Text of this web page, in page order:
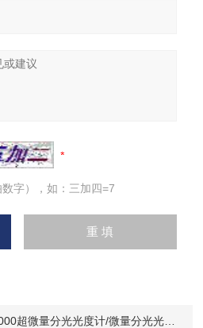
字），如：三加四=7
光光度计/微量分光光度计/SMA4000微量分光光度计